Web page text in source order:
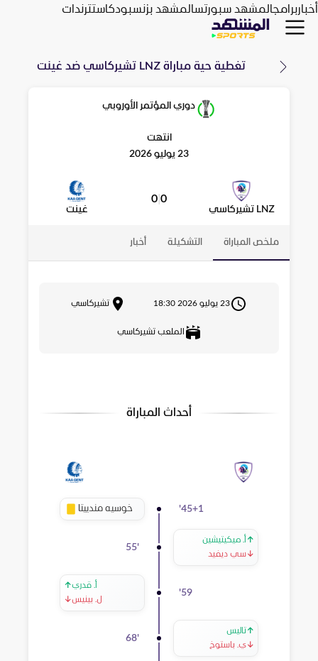
أخباربرامجالمشهد سبورتسالمشهد بزنسبودكاستترندات
تغطية حية مباراة LNZ تشيركاسي ضد غينت
دوري المؤتمر الأوروبي
انتهت
23 يوليو 2026
LNZ تشيركاسي
0
0
غينت
ملخص المباراة التشكيلة أخبار
23 يوليو 2026 18:30 تشيركاسي
الملعب تشيركاسي
أحداث المباراة
45+1
' خوسيه مندييتا
↑ أ. ميكيتيشين
↓سي ديفيد
55'
59
'
↑أ. قدري
↓ل. بينيس
↑ تاليس
↓ي. باستوخ
68'